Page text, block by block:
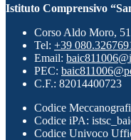
Istituto Comprensivo
Corso Aldo Moro,
Tel: +39
Email:
PEC:
C.F.: 82014400723
Codice
Codice iPA:
Codice Univoco